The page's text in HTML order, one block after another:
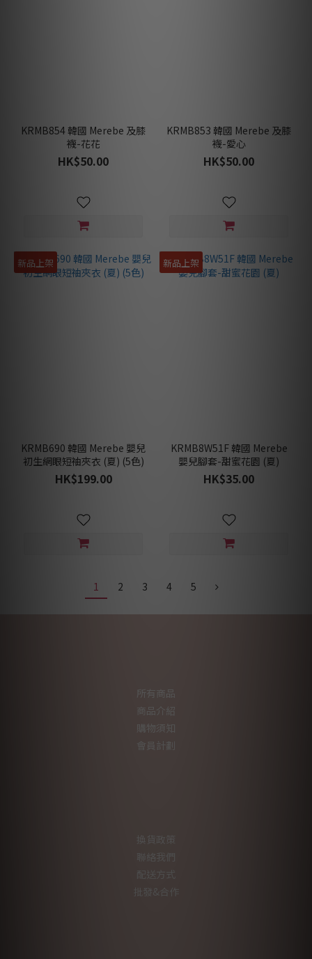
KRMB854 韓國 Merebe 及膝
襪-花花
HK$50.00
KRMB853 韓國 Merebe 及膝
襪-愛心
HK$50.00
新品上架
KRMB690 韓國 Merebe 嬰兒
初生網眼短䄂夾衣 (夏) (5色)
HK$199.00
新品上架
KRMB8W51F 韓國 Merebe
嬰兒腳套-甜蜜花園 (夏)
HK$35.00
1 2 3 4 5
所有商品
商品介紹
購物須知
會員計劃
換貨政策
聯絡我們
配送方式
批發&合作